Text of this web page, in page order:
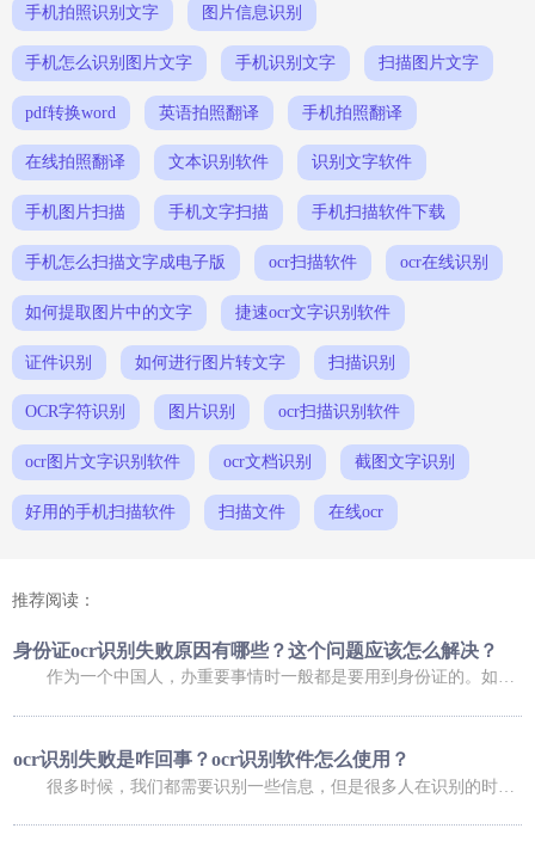
手机拍照识别文字 图片信息识别
手机怎么识别图片文字 手机识别文字 扫描图片文字
pdf转换word 英语拍照翻译 手机拍照翻译
在线拍照翻译 文本识别软件 识别文字软件
手机图片扫描 手机文字扫描 手机扫描软件下载
手机怎么扫描文字成电子版 ocr扫描软件 ocr在线识别
如何提取图片中的文字 捷速ocr文字识别软件
证件识别 如何进行图片转文字 扫描识别
OCR字符识别 图片识别 ocr扫描识别软件
ocr图片文字识别软件 ocr文档识别 截图文字识别
好用的手机扫描软件 扫描文件 在线ocr
推荐阅读：
身份证ocr识别失败原因有哪些？这个问题应该怎么解决？
作为一个中国人，办重要事情时一般都是要用到身份证的。如果是在网上办理业务，可能还会用到身份证扫描件。不过，进行扫描时，我们总会碰到这样那样的问题，比如身份证ocr无法正常识别，那么，身份证ocr识别失败原因有哪些？这个问题又应该怎么解决呢？ 身份证ocr识别失败原因有哪些？ 导致身份证识别失败的原因有很多，常
ocr识别失败是咋回事？ocr识别软件怎么使用？